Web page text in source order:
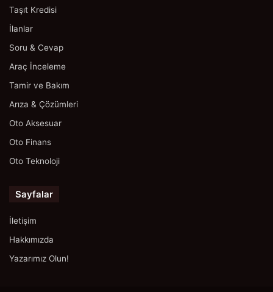
Taşıt Kredisi
İlanlar
Soru & Cevap
Araç İnceleme
Tamir ve Bakım
Arıza & Çözümleri
Oto Aksesuar
Oto Finans
Oto Teknoloji
Sayfalar
İletişim
Hakkımızda
Yazarımız Olun!